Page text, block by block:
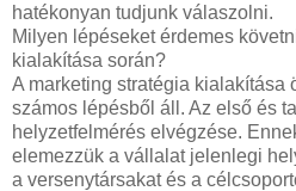
hatékonyan tudjunk válaszolni.
Milyen lépéseket érdemes
kialakítása során?
A marketing stratégia kialakítása
számos lépésből áll. Az első és
helyzetfelmérés elvégzése.
elemezzük a vállalat jelenlegi
a versenytársakat és a